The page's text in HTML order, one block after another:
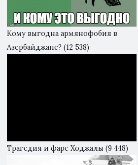
Кому выгодна армянофобия в
Азербайджане? (12 538)
Трагедия и фарс Ходжалы (9 448)